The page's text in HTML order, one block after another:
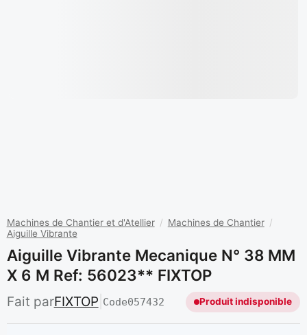
Machines de Chantier et d'Atellier / Machines de Chantier /
Aiguille Vibrante
Aiguille Vibrante Mecanique N° 38 MM
X 6 M Ref: 56023** FIXTOP
Fait parFIXTOP Code057432 Produit indisponible